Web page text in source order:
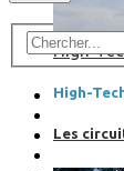
High-
High-
Les